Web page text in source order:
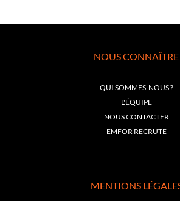
NOUS CONNAÎTRE
QUI SOMMES-NOUS ?
L'ÉQUIPE
NOUS CONTACTER
EMFOR RECRUTE
MENTIONS